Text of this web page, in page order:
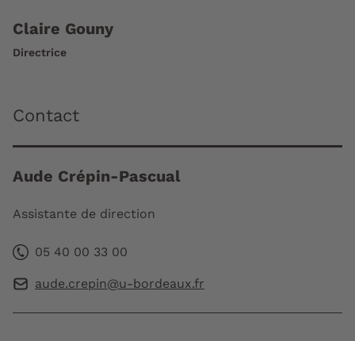
Claire Gouny
Directrice
Contact
Aude Crépin-Pascual
Assistante de direction
05 40 00 33 00
aude.crepin@u-bordeaux.fr